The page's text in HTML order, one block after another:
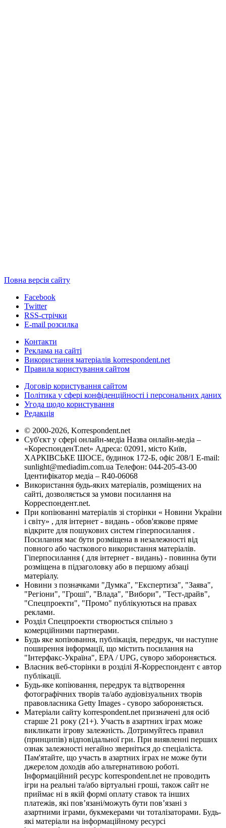
Повна версія сайту
Facebook
Twitter
RSS-стрічки
E-mail розсилка
Контакти
Реклама на сайті
Використання матеріалів korrespondent.net
Правила користування сайтом
Договір користування сайтом
Політика у сфері конфіденційності і персональних даних
Угода щодо користування
Редакція
© 2000-2026, Korrespondent.net
Суб'єкт у сфері онлайн-медіа Назва онлайн-медіа –
«КореспонденТ.net» Адреса: 02091, місто Київ,
ХАРКІВСЬКЕ ШОСЕ, будинок 172-Б, офіс 208/1 E-mail:
sunlight@mediadim.com.ua Телефон: 044-205-43-00
Ідентифікатор медіа – R40-06068
Використання будь-яких матеріалів, розміщених на
сайті, дозволяється за умови посилання на
Корреспондент.net.
При копіюванні матеріалів зі сторінки « Новини України
і світу» , для інтернет - видань - обов'язкове пряме
відкрите для пошукових систем гіперпосилання .
Посилання має бути розміщена в незалежності від
повного або часткового використання матеріалів.
Гіперпосилання ( для інтернет - видань) - повинна бути
розміщена в підзаголовку або в першому абзаці
матеріалу.
Новини з позначками "Думка", "Експертиза", "Заява",
"Регіони", "Гроші", "Влада", "Вибори", "Тест-драйв",
"Спецпроекти", "Промо" публікуються на правах
реклами.
Розділ Спецпроекти створюється спільно з
комерційними партнерами.
Будь яке копіювання, публікація, передрук, чи наступне
поширення інформації, що містить посилання на
"Інтерфакс-Україна", EPA / UPG, суворо забороняється.
Власник веб-сторінки в розділі Я-Корреспондент є автор
публікації.
Будь-яке копіювання, передрук та відтворення
фотографічних творів та/або аудіовізуальних творів
правовласника Getty Images - суворо забороняється.
Матеріали сайту korrespondent.net призначені для осіб
старше 21 року (21+). Участь в азартних іграх може
викликати ігрову залежність. Дотримуйтесь правил
(принципів) відповідальної гри. При виявленні перших
ознак залежності негайно зверніться до спеціаліста.
Пам'ятайте, що участь в азартних іграх не може бути
джерелом доходів або альтернативою роботі.
Інформаційний ресурс korrespondent.net не проводить
ігри на реальні та/або віртуальні гроші, також сайт не
приймає ні в якій формі оплату ставок та інших
платежів, які пов’язані/можуть бути пов’язані з
азартними іграми, букмекерами чи тоталізаторами. Будь-
які матеріали на інформаційному ресурсі